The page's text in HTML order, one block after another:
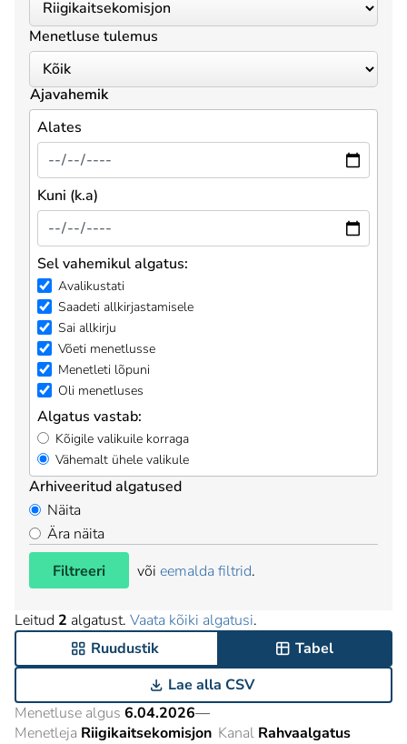
Menetluse tulemus
Ajavahemik
Alates
Kuni (k.a)
Sel vahemikul algatus:
Avalikustati
Saadeti allkirjastamisele
Sai allkirju
Võeti menetlusse
Menetleti lõpuni
Oli menetluses
Algatus vastab:
Kõigile valikuile korraga
Vähemalt ühele valikule
Arhiveeritud algatused
Näita
Ära näita
Filtreeri
või eemalda filtrid.
Leitud 2 algatust. Vaata kõiki algatusi.
Ruudustik
Tabel
Lae alla CSV
Menetluse algus 6.04.2026—
Menetleja Riigikaitsekomisjon Kanal Rahvaalgatus